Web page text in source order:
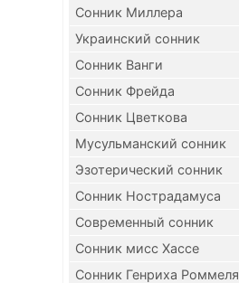
Сонник Миллера
Украинский сонник
Сонник Ванги
Сонник Фрейда
Сонник Цветкова
Мусульманский сонник
Эзотерический сонник
Сонник Нострадамуса
Современный сонник
Сонник мисс Хассе
Сонник Генриха Роммеля